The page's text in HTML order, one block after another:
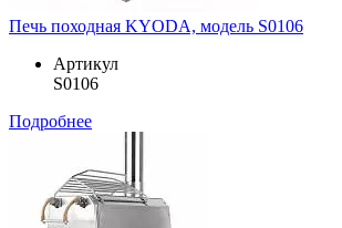
Печь походная KYODA, модель S0106
Артикул
S0106
Подробнее